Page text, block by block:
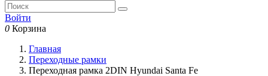
Войти
0 Корзина
Главная
Переходные рамки
Переходная рамка 2DIN Hyundai Santa Fe